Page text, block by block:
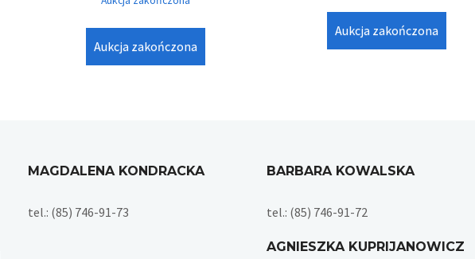
Aukcja zakończona
Aukcja zakończona
MAGDALENA KONDRACKA
tel.: (85) 746-91-73
BARBARA KOWALSKA
tel.: (85) 746-91-72
AGNIESZKA KUPRIJANOWICZ